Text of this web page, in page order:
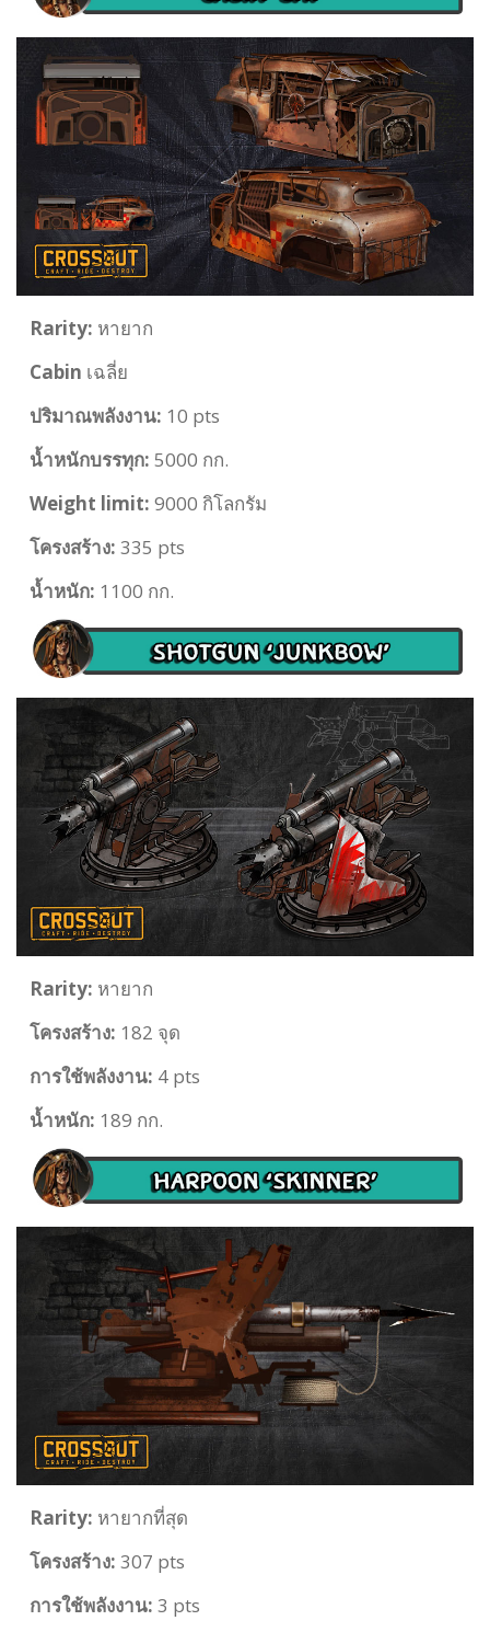
Rarity: หายาก
Cabin เฉลี่ย
ปริมาณพลังงาน: 10 pts
น้ำหนักบรรทุก: 5000 กก.
Weight limit: 9000 กิโลกรัม
โครงสร้าง: 335 pts
น้ำหนัก: 1100 กก.
Rarity: หายาก
โครงสร้าง: 182 จุด
การใช้พลังงาน: 4 pts
น้ำหนัก: 189 กก.
Rarity: หายากที่สุด
โครงสร้าง: 307 pts
การใช้พลังงาน: 3 pts